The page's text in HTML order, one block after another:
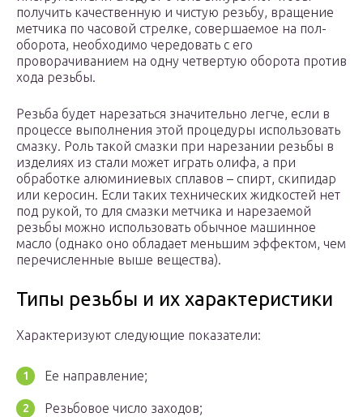
получить качественную и чистую резьбу, вращение
метчика по часовой стрелке, совершаемое на пол-
оборота, необходимо чередовать с его
проворачиванием на одну четвертую оборота против
хода резьбы.
Резьба будет нарезаться значительно легче, если в
процессе выполнения этой процедуры использовать
смазку. Роль такой смазки при нарезании резьбы в
изделиях из стали может играть олифа, а при
обработке алюминиевых сплавов – спирт, скипидар
или керосин. Если таких технических жидкостей нет
под рукой, то для смазки метчика и нарезаемой
резьбы можно использовать обычное машинное
масло (однако оно обладает меньшим эффектом, чем
перечисленные выше вещества).
Типы резьбы и их характеристики
Характеризуют следующие показатели:
Ее направление;
Резьбовое число заходов;